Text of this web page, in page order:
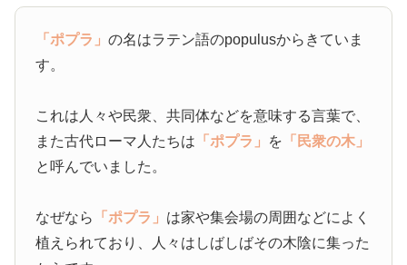
「ポプラ」の名はラテン語のpopulusからきていま
す。
これは人々や民衆、共同体などを意味する言葉で、
また古代ローマ人たちは 「ポプラ」 を 「民衆の木」
と呼んでいました。
なぜなら 「ポプラ」 は家や集会場の周囲などによく
植えられており、人々はしばしばその木陰に集った